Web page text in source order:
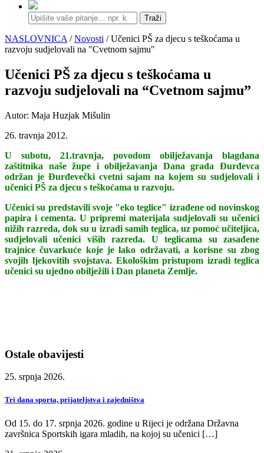
Traži
NASLOVNICA /Novosti / Učenici PŠ za djecu s teškoćama u
razvoju sudjelovali na "Cvetnom sajmu"
Učenici PŠ za djecu s teškoćama u
razvoju sudjelovali na “Cvetnom sajmu”
Autor: Maja Huzjak Mišulin
26. travnja 2012.
U subotu, 21.travnja, povodom obilježavanja blagdana
zaštitnika naše župe i obilježavanja Dana grada Đurđevca
održan je Đurđevečki cvetni sajam na kojem su sudjelovali i
učenici PŠ za djecu s teškoćama u razvoju.
Učenici su predstavili svoje "eko teglice" izrađene od novinskog
papira i cementa. U pripremi materijala sudjelovali su učenici
nižih razreda, dok su u izradi samih teglica, uz pomoć učiteljica,
sudjelovali učenici viših razreda. U teglicama su zasađene
trajnice čuvarkuće koje je lako održavati, a korisne su zbog
svojih ljekovitih svojstava. Ekološkim pristupom izradi teglica
učenici su ujedno obilježili i Dan planeta Zemlje.
Ostale obavijesti
25. srpnja 2026.
Tri dana sporta, prijateljstva i zajedništva
Od 15. do 17. srpnja 2026. godine u Rijeci je održana Državna
završnica Sportskih igara mladih, na kojoj su učenici […]